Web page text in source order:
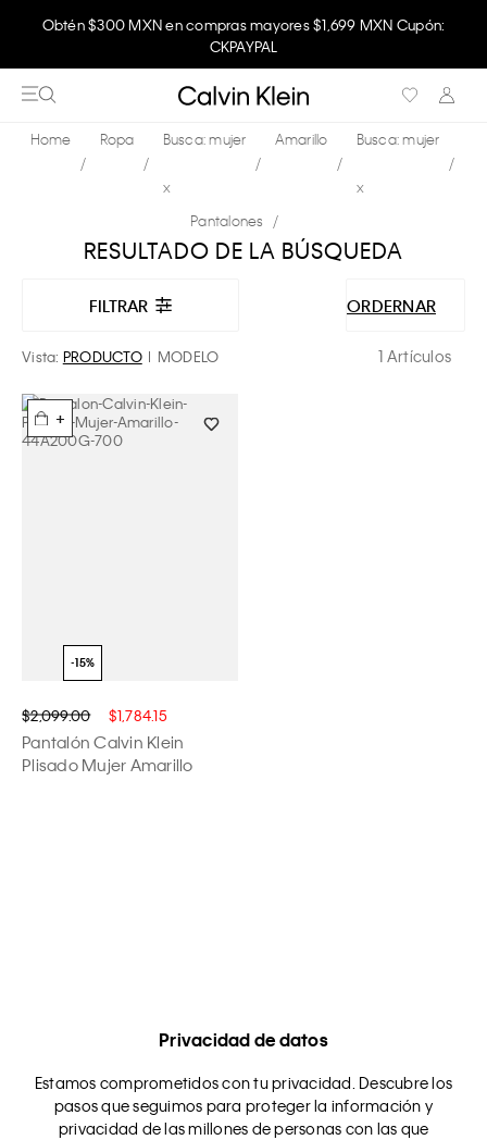
Obtén $300 MXN en compras mayores $1,699 MXN Cupón:
CKPAYPAL
Ropa Busca: mujer
x
Amarillo Busca: mujer
x
Pantalones
RESULTADO DE LA BÚSQUEDA
FILTRAR ORDERNAR
Vista: PRODUCTO MODELO 1 Artículos
+
$2,099.00 $1,784.15
Pantalón Calvin Klein
Plisado Mujer Amarillo
Privacidad de datos
Estamos comprometidos con tu privacidad. Descubre los
pasos que seguimos para proteger la información y
privacidad de las millones de personas con las que